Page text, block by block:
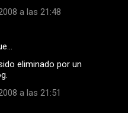
a las 21:48
eliminado por un
a las 21:51